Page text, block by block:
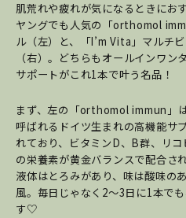
肌荒れや疲れが気になるときにお
ヤングでも人気の「orthomol
ル（左）と、「I’m Vita」マルチ
（右）。どちらもオールインワ
サポートがこれ1本で叶う名品！
まず、左の「orthomol immun」
呼ばれるドイツ生まれの高機能サ
れており、ビタミンD、B群、リ
の栄養素が黄金バランスで配合さ
液体はとろみがあり、味は酸味の
風。毎日じゃなく2～3日に1本で
す♡